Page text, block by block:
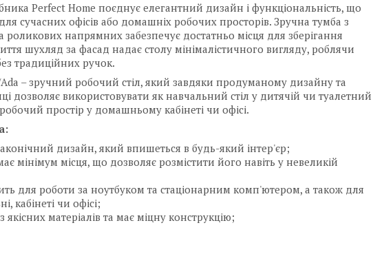
Perfect Home поєднує елегантний дизайн і функціональність, що
сучасних офісів або домашніх робочих просторів. Зручна тумба з
напрямних забезпечує достатньо місця для зберігання
шухляд за фасад надає столу мінімалістичного вигляду, роблячи
традиційних ручок.
– зручний робочий стіл, який завдяки продуманому дизайну та
дозволяє використовувати як навчальний стіл у дитячій чи туалетний
простір у домашньому кабінеті чи офісі.
дизайн, який впишеться в будь-який інтер'єр;
мінімум місця, що дозволяє розмістити його навіть у невеликій
для роботи за ноутбуком та стаціонарним комп'ютером, а також для
кабінеті чи офісі;
якісних матеріалів та має міцну конструкцію;